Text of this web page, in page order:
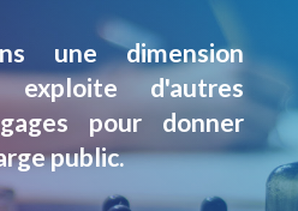
une dimension
d'autres
pour donner
public.